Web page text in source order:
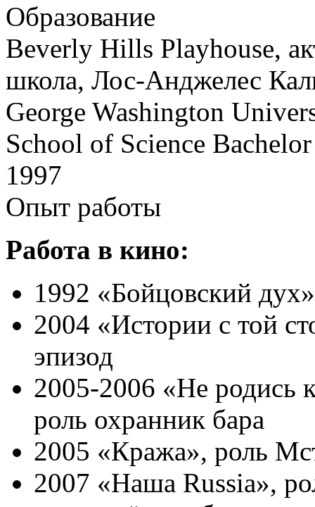
Образование
Beverly Hills Playhouse,
школа, Лос-Анджелес
George Washington
School of Science
1997
Опыт работы
Работа в кино:
1992 «Бойцовский
2004 «Истории с той
эпизод
2005-2006 «Не родись
роль охранник бара
2005 «Кража», роль
2007 «Наша Russia»,